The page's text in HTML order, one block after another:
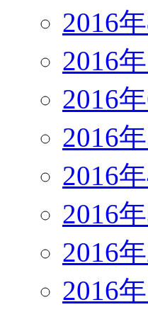
2016
2016
2016
2016
2016
2016
2016
2016